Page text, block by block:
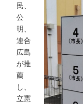
民、
公
明、
連合
広島
が推
薦
し、
立憲